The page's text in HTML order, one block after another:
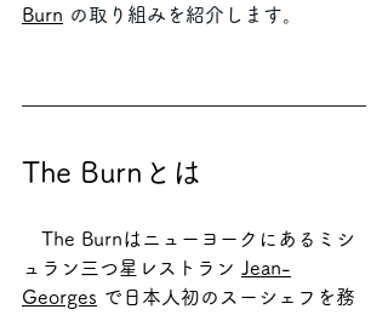
Burn の取り組みを紹介します。
The Burnとは
The Burnはニューヨークにあるミシ
ュラン三つ星レストラン
Jean-
Georges で日本人初のスーシェフを務